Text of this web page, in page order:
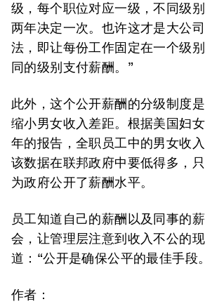
级，每个职位对应一级，不同级
两年决定一次。也许这才是大公
法，即让每份工作固定在一个级
同的级别支付薪酬。”
此外，这个公开薪酬的分级制度
缩小男女收入差距。根据美国妇
年的报告，全职员工中的男女收
该数据在联邦政府中要低得多，
为政府公开了薪酬水平。
员工知道自己的薪酬以及同事的
会，让管理层注意到收入不公的
道：“公开是确保公平的最佳手段
作者：